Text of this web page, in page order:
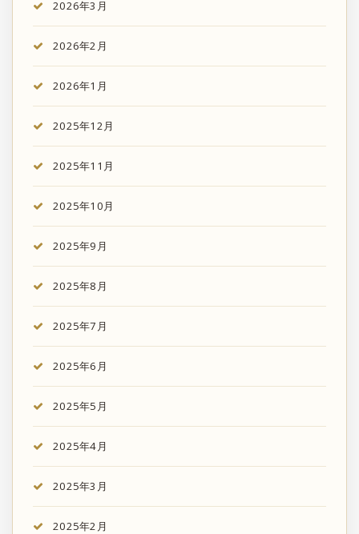
2026年3月
2026年2月
2026年1月
2025年12月
2025年11月
2025年10月
2025年9月
2025年8月
2025年7月
2025年6月
2025年5月
2025年4月
2025年3月
2025年2月